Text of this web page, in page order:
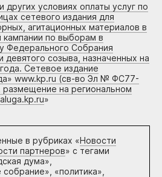
условиях оплаты услуг по
сетевого издания для
агитационных материалов в
кампании по выборам в
Федерального Собрания
созыва, назначенных на
Сетевое издание
www.kp.ru (св-во Эл № ФС77-
размещение на региональном
»
в рубриках «Новости
партнеров» с тегами
дума»,
«политика»,